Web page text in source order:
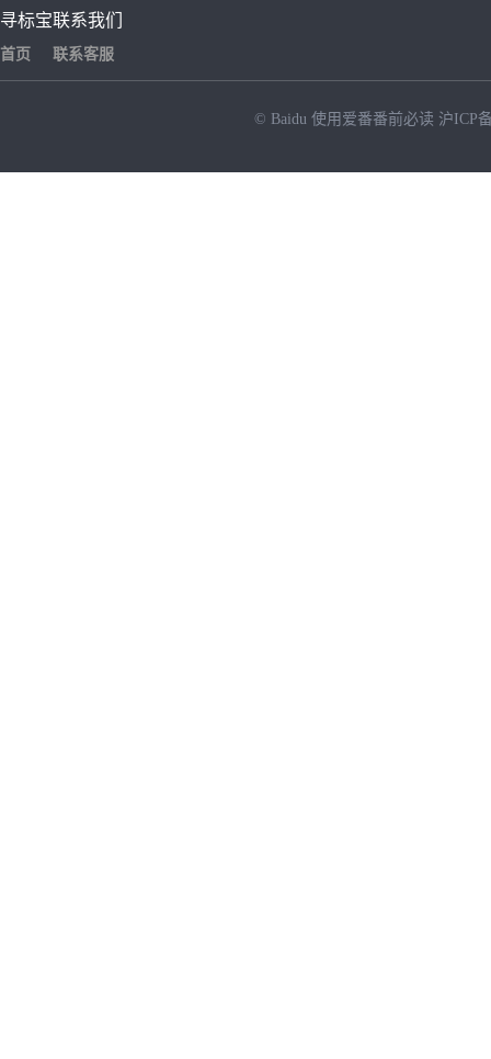
寻标宝
首页
联系我们
联系客服
© Baidu 使用爱番番前必读 沪ICP